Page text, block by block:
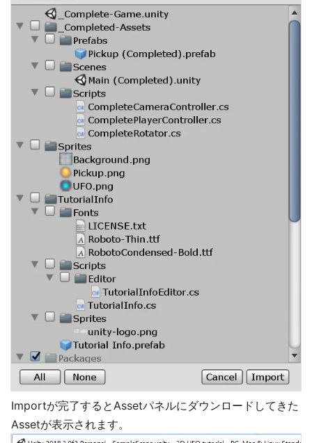
Importが完了するとAssetパネルにダウンロードしてきた
Assetが表示されます。